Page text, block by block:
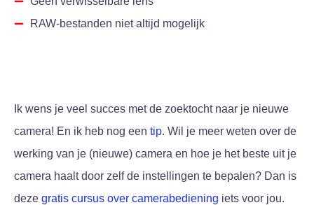
RAW-bestanden niet altijd mogelijk
Ik wens je veel succes met de zoektocht naar je nieuwe
camera! En ik heb nog een tip. Wil je meer weten over de
werking van je (nieuwe) camera en hoe je het beste uit je
camera haalt door zelf de instellingen te bepalen? Dan is
deze gratis cursus over camerabediening iets voor jou.